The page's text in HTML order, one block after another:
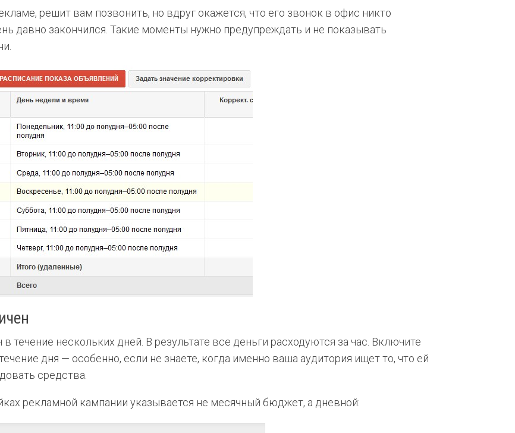
решит вам позвонить, но вдруг окажется, что его звонок в офис никто
давно закончился. Такие моменты нужно предупреждать и не показывать
нескольких дней. В результате все деньги расходуются за час. Включите
дня — особенно, если не знаете, когда именно ваша аудитория ищет то, что ей
средства.
рекламной кампании указывается не месячный бюджет, а дневной: